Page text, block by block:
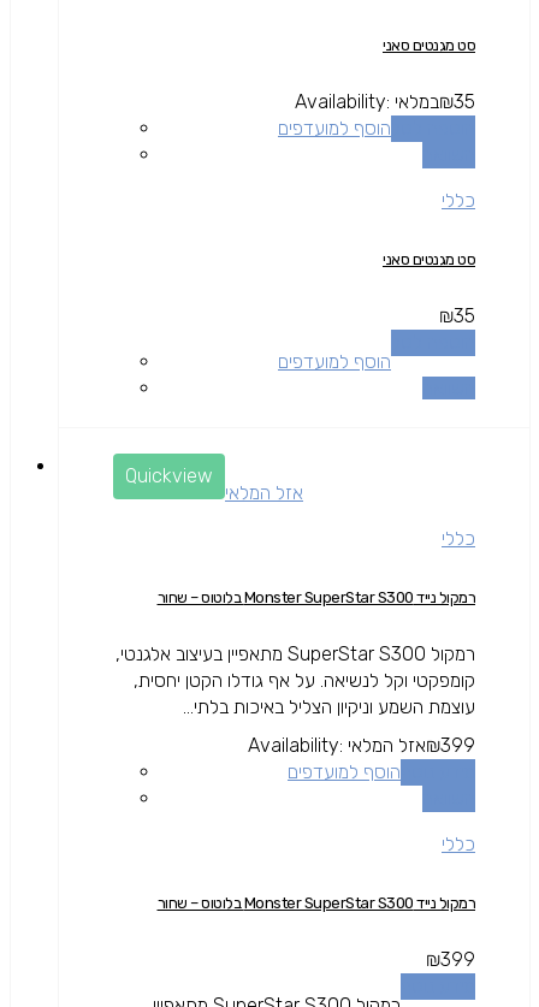
סט מגנטים סאני
₪35
Availability: במלאי
הוסף למועדפים
כללי
סט מגנטים סאני
₪35
הוסף למועדפים
Quickview
אזל המלאי
כללי
רמקול נייד Monster SuperStar S300 בלוטוס – שחור
רמקול SuperStar S300 מתאפיין בעיצוב אלגנטי,
קומפקטי וקל לנשיאה. על אף גודלו הקטן יחסית,
עוצמת השמע וניקיון הצליל באיכות בלתי...
₪399
Availability: אזל המלאי
הוסף למועדפים
כללי
רמקול נייד Monster SuperStar S300 בלוטוס – שחור
₪399